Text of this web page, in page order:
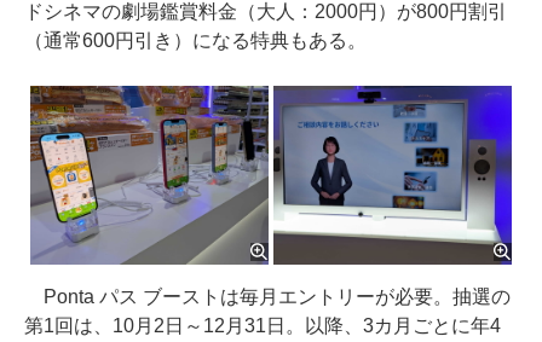
ドシネマの劇場鑑賞料金（大人：2000円）が800円割引
（通常600円引き）になる特典もある。
Ponta パス ブーストは毎月エントリーが必要。抽選の
第1回は、10月2日～12月31日。以降、3カ月ごとに年4